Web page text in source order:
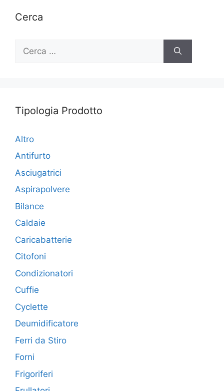
Cerca
per:
Tipologia Prodotto
Altro
Antifurto
Asciugatrici
Aspirapolvere
Bilance
Caldaie
Caricabatterie
Citofoni
Condizionatori
Cuffie
Cyclette
Deumidificatore
Ferri da Stiro
Forni
Frigoriferi